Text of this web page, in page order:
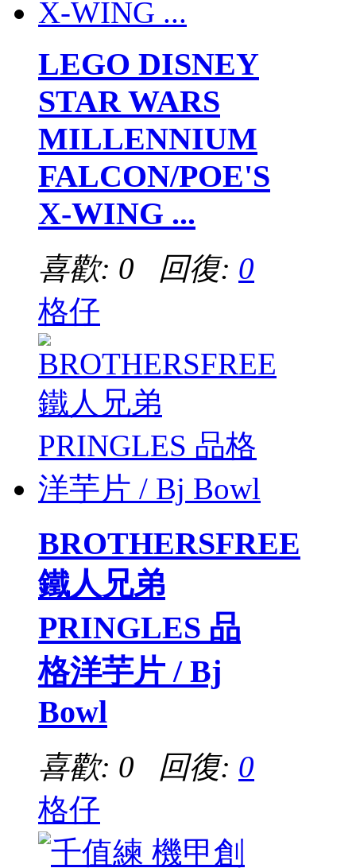
LEGO DISNEY
STAR WARS
MILLENNIUM
FALCON/POE'S
X-WING ...
喜歡: 0 回復: 0
格仔
BROTHERSFREE
鐵人兄弟
PRINGLES 品
格洋芋片 / Bj
Bowl
喜歡: 0 回復: 0
格仔